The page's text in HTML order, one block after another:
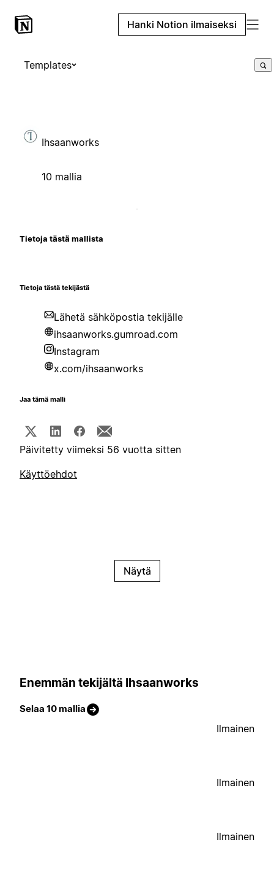
Hanki Notion ilmaiseksi
Templates
Ihsaanworks
10 mallia
Tietoja tästä mallista
Tietoja tästä tekijästä
Lähetä sähköpostia tekijälle
ihsaanworks.gumroad.com
Instagram
x.com/ihsaanworks
Jaa tämä malli
Päivitetty viimeksi 56 vuotta sitten
Käyttöehdot
Näytä
Enemmän tekijältä Ihsaanworks
Selaa 10 mallia
Ilmainen
Ilmainen
Ilmainen